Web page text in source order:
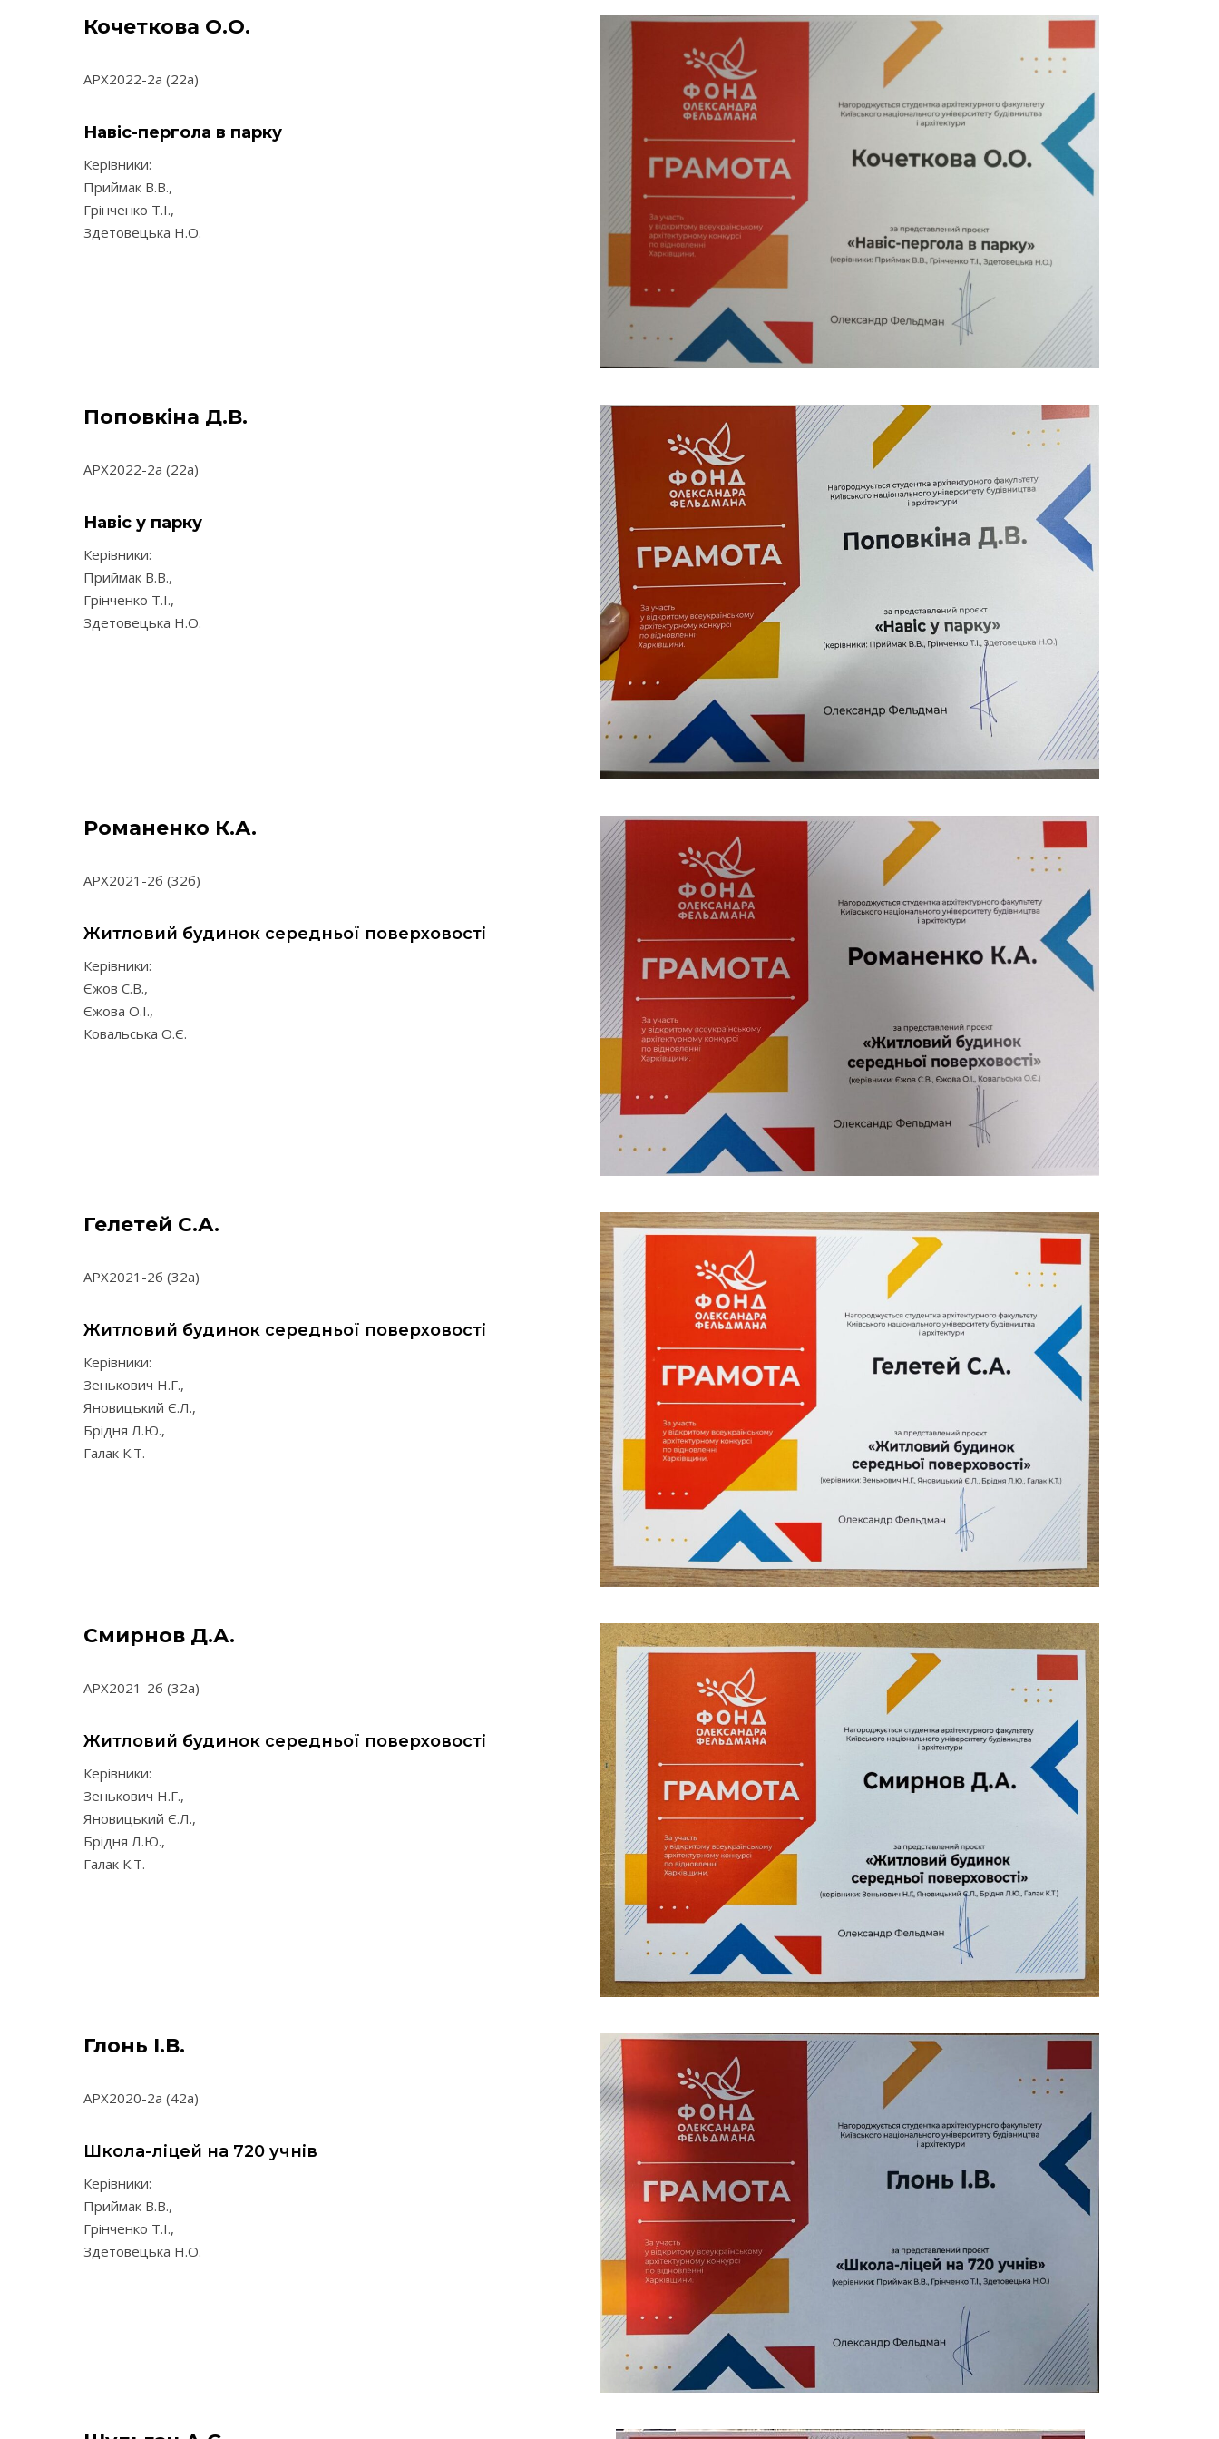
Кочеткова О.О.
АРХ2022-2а (22а)
Навіс-пергола в парку
Керівники:
Приймак В.В.,
Грінченко Т.І.,
Здетовецька Н.О.
Поповкіна Д.В.
АРХ2022-2а (22а)
Навіс у парку
Керівники:
Приймак В.В.,
Грінченко Т.І.,
Здетовецька Н.О.
Романенко К.А.
АРХ2021-2б (32б)
Житловий будинок середньої поверховості
Керівники:
Єжов С.В.,
Єжова О.І.,
Ковальська О.Є.
Гелетей С.А.
АРХ2021-2б (32а)
Житловий будинок середньої поверховості
Керівники:
Зенькович Н.Г.,
Яновицький Є.Л.,
Брідня Л.Ю.,
Галак К.Т.
Смирнов Д.А.
АРХ2021-2б (32а)
Житловий будинок середньої поверховості
Керівники:
Зенькович Н.Г.,
Яновицький Є.Л.,
Брідня Л.Ю.,
Галак К.Т.
Глонь І.В.
АРХ2020-2а (42а)
Школа-ліцей на 720 учнів
Керівники:
Приймак В.В.,
Грінченко Т.І.,
Здетовецька Н.О.